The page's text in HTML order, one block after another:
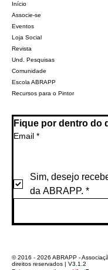
Início
Associe-se
Eventos
Loja Social
Revista
Und. Pesquisas
Comunidade
Escola ABRAPP
Recursos para o Pintor
Fique por dentro do
Email *
Sim, desejo
da ABRAPP. *
© 2016 - 2026 ABRAPP -
direitos reservados | V3.1.2